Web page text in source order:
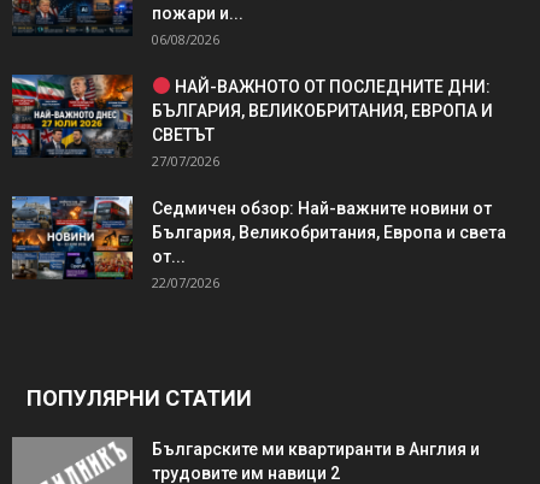
пожари и...
06/08/2026
НАЙ-ВАЖНОТО ОТ ПОСЛЕДНИТЕ ДНИ:
БЪЛГАРИЯ, ВЕЛИКОБРИТАНИЯ, ЕВРОПА И
СВЕТЪТ
27/07/2026
Седмичен обзор: Най-важните новини от
България, Великобритания, Европа и света
от...
22/07/2026
ПОПУЛЯРНИ СТАТИИ
Българските ми квартиранти в Англия и
трудовите им навици 2